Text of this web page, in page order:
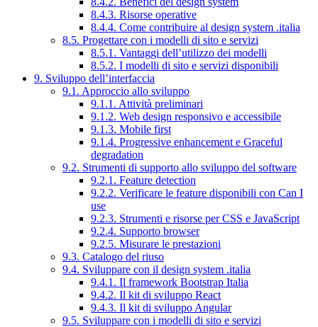
8.4.3. Risorse operative
8.4.4. Come contribuire al design system .italia
8.5. Progettare con i modelli di sito e servizi
8.5.1. Vantaggi dell’utilizzo dei modelli
8.5.2. I modelli di sito e servizi disponibili
9. Sviluppo dell’interfaccia
9.1. Approccio allo sviluppo
9.1.1. Attività preliminari
9.1.2. Web design responsivo e accessibile
9.1.3. Mobile first
9.1.4. Progressive enhancement e Graceful
degradation
9.2. Strumenti di supporto allo sviluppo del software
9.2.1. Feature detection
9.2.2. Verificare le feature disponibili con Can I
use
9.2.3. Strumenti e risorse per CSS e JavaScript
9.2.4. Supporto browser
9.2.5. Misurare le prestazioni
9.3. Catalogo del riuso
9.4. Sviluppare con il design system .italia
9.4.1. Il framework Bootstrap Italia
9.4.2. Il kit di sviluppo React
9.4.3. Il kit di sviluppo Angular
9.5. Sviluppare con i modelli di sito e servizi